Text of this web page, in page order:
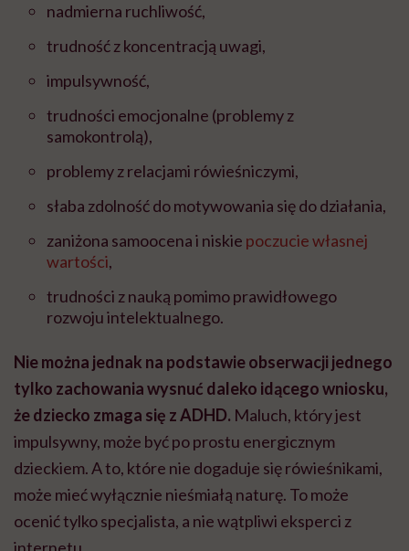
nadmierna ruchliwość,
trudność z koncentracją uwagi,
impulsywność,
trudności emocjonalne (problemy z
samokontrolą),
problemy z relacjami rówieśniczymi,
słaba zdolność do motywowania się do działania,
zaniżona samoocena i niskie poczucie własnej
wartości,
trudności z nauką pomimo prawidłowego
rozwoju intelektualnego.
Nie można jednak na podstawie obserwacji jednego
tylko zachowania wysnuć daleko idącego wniosku,
że dziecko zmaga się z ADHD. Maluch, który jest
impulsywny, może być po prostu energicznym
dzieckiem. A to, które nie dogaduje się rówieśnikami,
może mieć wyłącznie nieśmiałą naturę. To może
ocenić tylko specjalista, a nie wątpliwi eksperci z